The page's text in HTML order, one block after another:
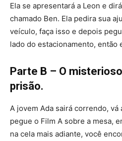
Ela se apresentará a Leon e
chamado Ben. Ela pedira sua
veículo, faça isso e depois
lado do estacionamento, então
Parte B – O
prisão.
A jovem Ada sairá correndo,
pegue o Film A sobre a mesa,
na cela mais adiante, você